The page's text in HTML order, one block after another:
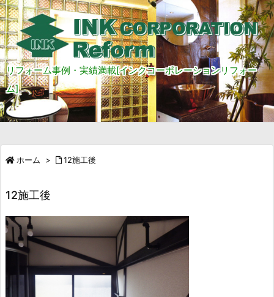
リフォーム事例・実績満載[インクコーポレーションリフォー
ム]
ホーム > 12施工後
12施工後